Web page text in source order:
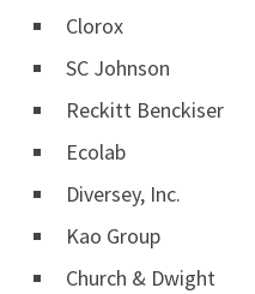
Clorox
SC Johnson
Reckitt Benckiser
Ecolab
Diversey, Inc.
Kao Group
Church & Dwight